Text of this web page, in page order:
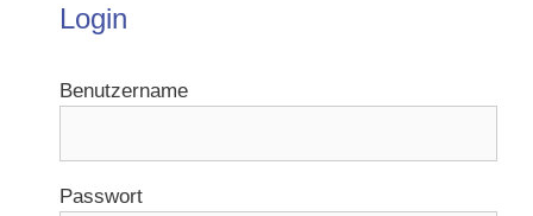
Login
Benutzername
Passwort